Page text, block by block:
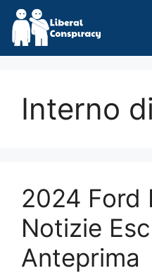
Skip
content
Interno
2024 Ford
Notizie
Anteprima